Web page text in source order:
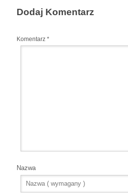
Dodaj Komentarz
Komentarz *
Nazwa